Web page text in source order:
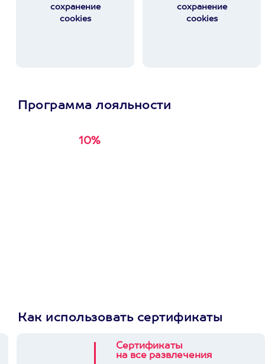
сохранение
cookies
сохранение
cookies
Программа лояльности
10%
Как использовать сертификаты
Сертификаты
на все развлечения